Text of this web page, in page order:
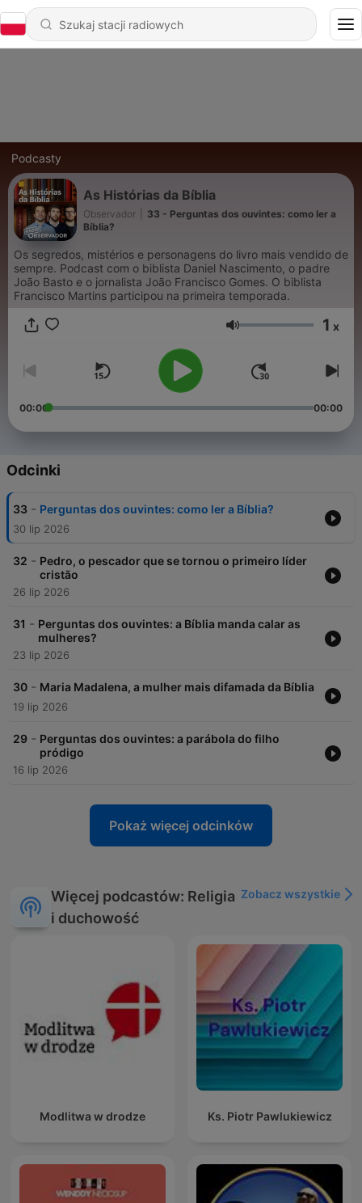
Podcasty
As Histórias da Bíblia
Observador
33 - Perguntas dos ouvintes: como ler a
Bíblia?
Os segredos, mistérios e personagens do livro mais vendido de
sempre. Podcast com o biblista Daniel Nascimento, o padre
João Basto e o jornalista João Francisco Gomes. O biblista
Francisco Martins participou na primeira temporada.
Głośność 1 x
00:00 00:00
Odcinki
33 - Perguntas dos ouvintes: como ler a Bíblia?
30 lip 2026
32 - Pedro, o pescador que se tornou o primeiro líder
cristão
26 lip 2026
31 - Perguntas dos ouvintes: a Bíblia manda calar as
mulheres?
23 lip 2026
30 - Maria Madalena, a mulher mais difamada da Bíblia
19 lip 2026
29 - Perguntas dos ouvintes: a parábola do filho
pródigo
16 lip 2026
Pokaż więcej odcinków
Więcej podcastów: Religia
i duchowość
Zobacz wszystkie
Modlitwa w drodze Ks. Piotr Pawlukiewicz